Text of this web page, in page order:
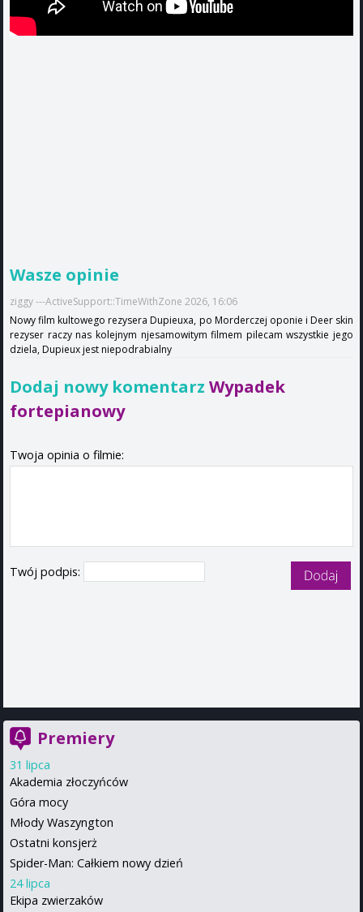
Wasze opinie
ziggy ---ActiveSupport::TimeWithZone 2026, 16:06
Nowy film kultowego rezysera Dupieuxa, po Morderczej oponie i Deer skin
rezyser raczy nas kolejnym njesamowitym filmem pilecam wszystkie jego
dziela, Dupieux jest niepodrabialny
Dodaj nowy komentarz Wypadek
fortepianowy
Twoja opinia o filmie:
Twój podpis:
Premiery
31 lipca
Akademia złoczyńców
Góra mocy
Młody Waszyngton
Ostatni konsjerż
Spider-Man: Całkiem nowy dzień
24 lipca
Ekipa zwierzaków